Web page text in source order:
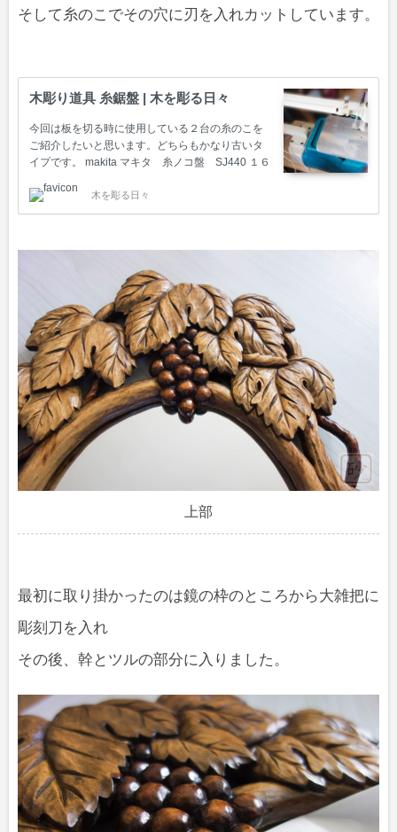
ます。実際使う時は毎回ドリルで試し抜きをし
そして糸のこでその穴に刃を入れカットしています。
木彫り道具 糸鋸盤 | 木を彫る日々
今回は板を切る時に使用している２台の糸のこを
ご紹介したいと思います。どちらもかなり古いタ
イプです。 makita マキタ 糸ノコ盤 SJ440 １６
た。使ってみるとアクセサリーや組み木などは難
なくカットすることが出来るのですが、大きな作
す《画面上をクリックすると動画が再生します》
私が持っている糸のこ盤は刃を取り替える時に左
に動きますが、フリーアームの方が刃を取り替え
る時に上にあがるので、透かし模様をカットする
時などに作…
木を彫る日々
上部
最初に取り掛かったのは鏡の枠のところから大雑把に
彫刻刀を入れ
その後、幹とツルの部分に入りました。